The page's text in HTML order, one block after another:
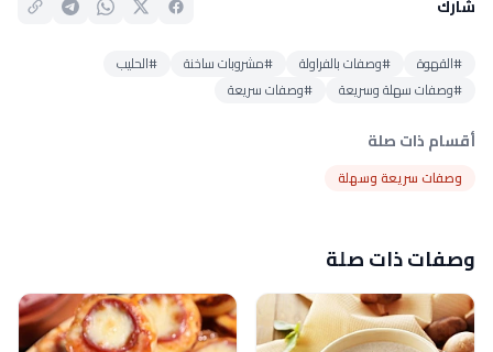
شارك
#القهوة #وصفات بالفراولة #مشروبات ساخنة
#الحليب
#وصفات سهلة وسريعة
#وصفات سريعة
أقسام ذات صلة
وصفات سريعة وسهلة
وصفات ذات صلة